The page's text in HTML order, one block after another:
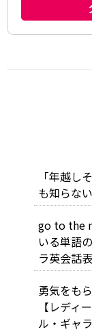
「年越し
も知らな
go to the
いる単語
ラ英会話表
勇気をも
【レディ
ル・ギャ